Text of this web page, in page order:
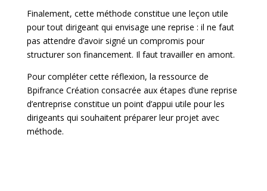
Finalement, cette méthode constitue une leçon utile
pour tout dirigeant qui envisage une reprise : il ne faut
pas attendre d’avoir signé un compromis pour
structurer son financement. Il faut travailler en amont.
Pour compléter cette réflexion, la ressource de
Bpifrance Création consacrée aux étapes d’une reprise
d’entreprise constitue un point d’appui utile pour les
dirigeants qui souhaitent préparer leur projet avec
méthode.